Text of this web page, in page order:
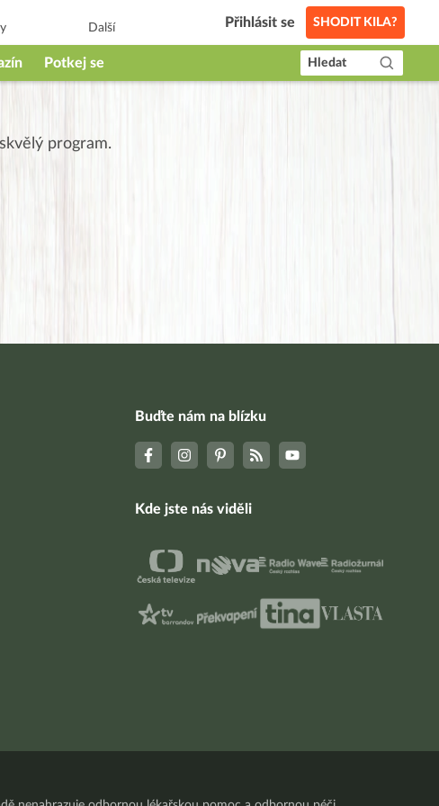
Další Přihlásit se SHODIT KILA?
Potkej se Hledat
program.
Buďte nám na blízku
Kde jste nás viděli